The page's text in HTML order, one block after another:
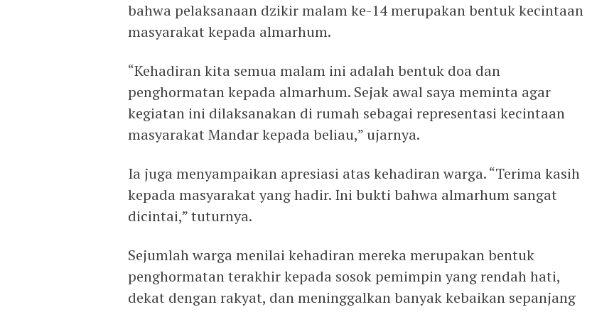
bahwa pelaksanaan dzikir malam ke-14 merupakan bentuk kecintaan
masyarakat kepada almarhum.
“Kehadiran kita semua malam ini adalah bentuk doa dan
penghormatan kepada almarhum. Sejak awal saya meminta agar
kegiatan ini dilaksanakan di rumah sebagai representasi kecintaan
masyarakat Mandar kepada beliau,” ujarnya.
Ia juga menyampaikan apresiasi atas kehadiran warga. “Terima kasih
kepada masyarakat yang hadir. Ini bukti bahwa almarhum sangat
dicintai,” tuturnya.
Sejumlah warga menilai kehadiran mereka merupakan bentuk
penghormatan terakhir kepada sosok pemimpin yang rendah hati,
dekat dengan rakyat, dan meninggalkan banyak kebaikan sepanjang